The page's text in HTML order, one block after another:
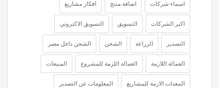
اسماء شركات اضافة منتج افكار مشاريع
اكبر الشركات التسويق التسويق الاكتروني
التصدير الزراعة الشحن الشحن داخل مصر
العمالة اللازمة العمالة اللزمة للمشروع المبيعات
المعدات الازمة للمشاريع المعلومات عن التصدير